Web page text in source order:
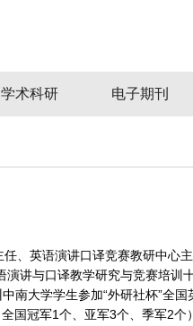
学术科研 电子期刊
、英语演讲口译竞赛教研中心
讲与口译教学研究与竞赛培训
南大学学生参加“外研社杯”全
国冠军1个、亚军3个、季军2